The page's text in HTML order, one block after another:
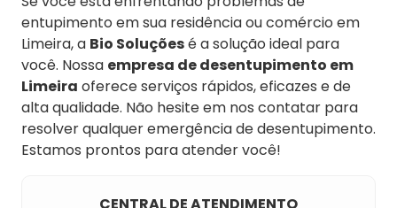
entupimento em sua residência ou comércio em
Limeira, a Bio Soluçõesé a solução ideal para
você. Nossa empresa de desentupimento em
Limeira oferece serviços rápidos, eficazes e de
alta qualidade. Não hesite em nos contatar para
resolver qualquer emergência de desentupimento.
Estamos prontos para atender você!